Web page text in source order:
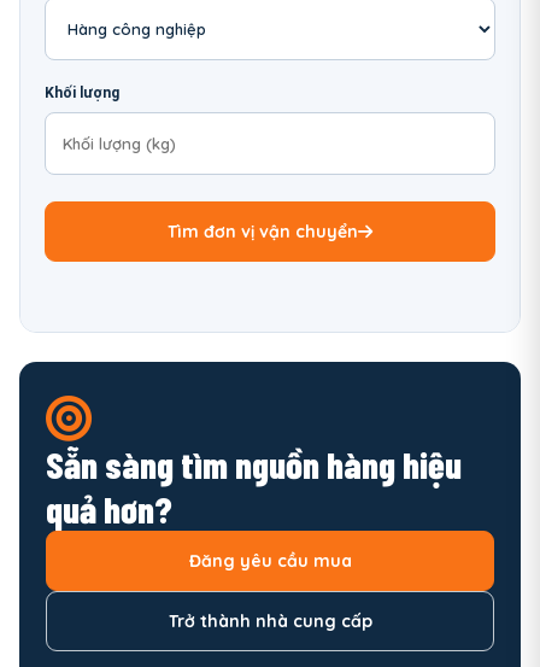
Khối lượng
Tìm đơn vị vận chuyển
Sẵn sàng tìm nguồn hàng hiệu
quả hơn?
Đăng yêu cầu mua
Trở thành nhà cung cấp